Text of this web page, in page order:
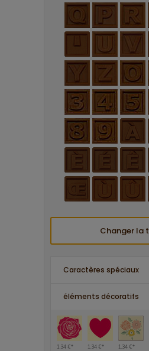
Changer la
Caractères spéciaux
éléments décoratifs
1.34 €* 1.34 €* 1.34 €*